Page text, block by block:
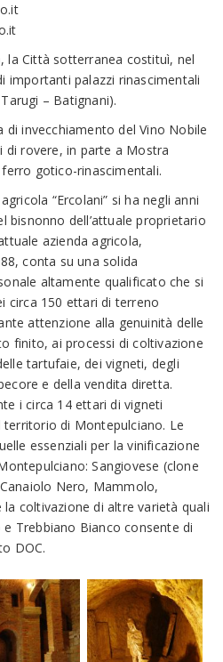
la Città sotterranea costituì, nel
importanti palazzi rinascimentali
– Batignani).
di invecchiamento del Vino Nobile
rovere, in parte a Mostra
gotico-rinascimentali.
“Ercolani” si ha negli anni
bisnonno dell’attuale proprietario
azienda agricola,
conta su una solida
altamente qualificato che si
circa 150 ettari di terreno
attenzione alla genuinità delle
finito, ai processi di coltivazione
tartufaie, dei vigneti, degli
e della vendita diretta.
i circa 14 ettari di vigneti
di Montepulciano. Le
essenziali per la vinificazione
Sangiovese (clone
Nero, Mammolo,
coltivazione di altre varietà quali
Trebbiano Bianco consente di
DOC.